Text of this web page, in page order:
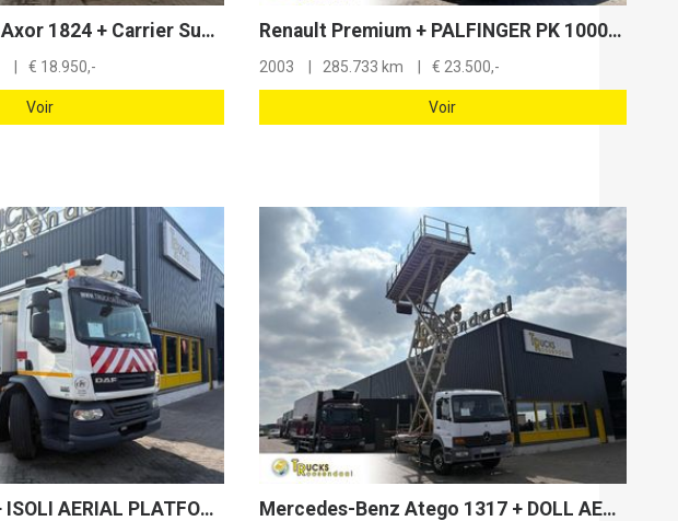
Mercedes-Benz Axor 1824 + Carrier Supra 750 + Dhollandia 2000 kg Loadlift + Euro 5 + Side Door
€ 18.950,-
Voir
Renault Premium + PALFINGER PK 10000. 2 X EXT. + REMOTE + 3 SIDE TIPPER
2003 285.733 km € 23.500,-
Voir
DAF LF 55 .250 + ISOLI AERIAL PLATFORM 27 METERS + MANUAL + EURO 5 Mercedes-Benz Atego 1317 + DOLL AERIAL PLATFORM 10 meters + 3236 KM + tunnel/mine edition